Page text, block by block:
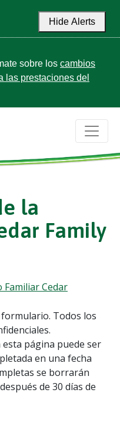
Hide Alerts
sobre los cambios
las prestaciones del
la
Family
Familiar Cedar
Todos los
página puede ser
en una fecha
se borrarán
de 30 días de